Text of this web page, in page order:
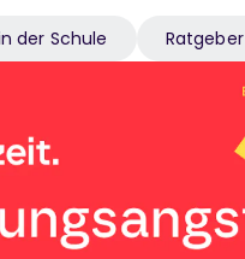
der Schule Ratgeber